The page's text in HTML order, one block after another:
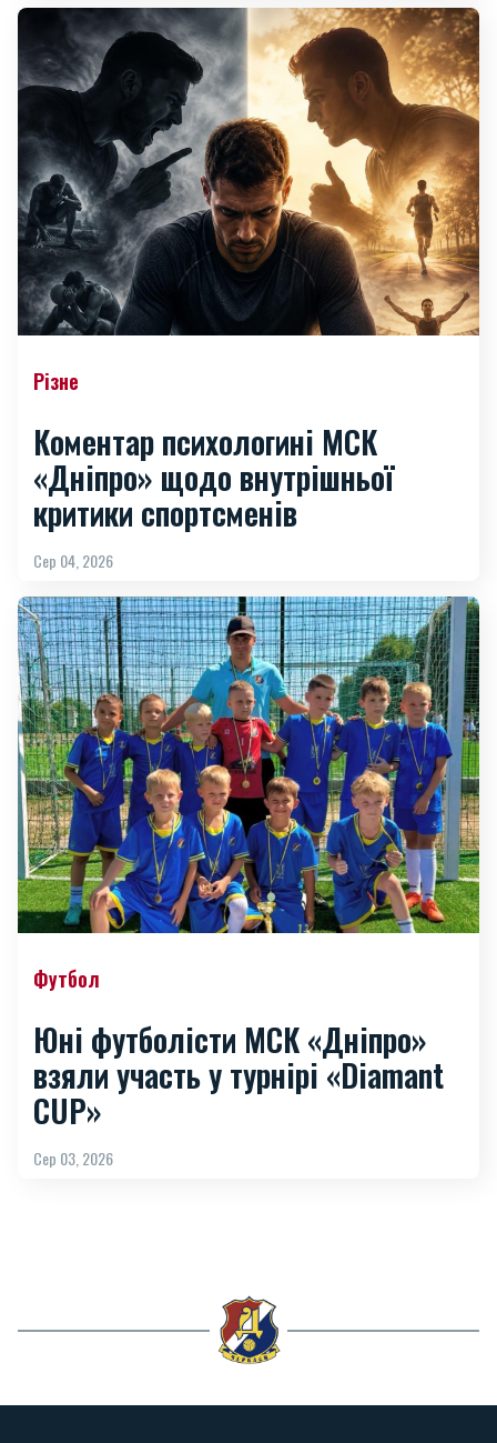
Різне
Коментар психологині МСК
«Дніпро» щодо внутрішньої
критики спортсменів
Сер 04, 2026
Футбол
Юні футболісти МСК «Дніпро»
взяли участь у турнірі «Diamant
CUP»
Сер 03, 2026